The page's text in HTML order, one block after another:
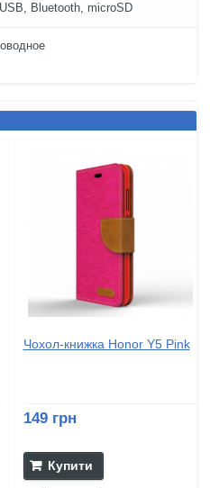
Bluetooth, microSD
Чохол-книжка Honor Y5 Pink
149 грн
Купити